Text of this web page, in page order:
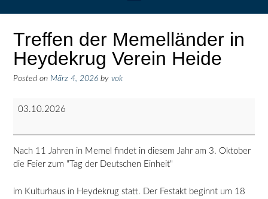
Treffen der Memelländer in
Heydekrug Verein Heide
Posted on März 4, 2026 by vok
Treffen
Heydekrug
Verein
03.10.2026
Nach 11 Jahren in Memel findet in diesem Jahr am 3. Oktober
die Feier zum "Tag der Deutschen Einheit"
im Kulturhaus in Heydekrug statt. Der Festakt beginnt um 18